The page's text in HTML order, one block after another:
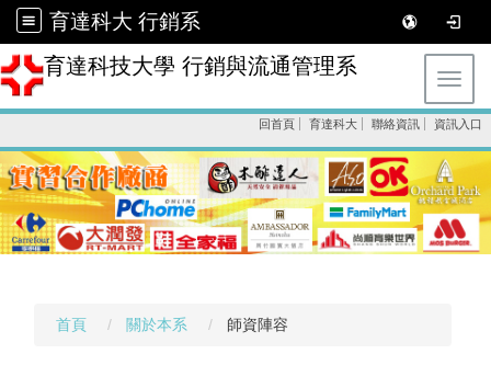
育達科大 行銷系
育達科技大學 行銷與流通管理系
回首頁 育達科大 聯絡資訊 資訊入口
首頁 關於本系 師資陣容